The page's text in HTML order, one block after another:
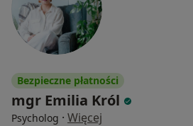
Bezpieczne płatności
mgr Emilia Król
Psycholog · Więcej